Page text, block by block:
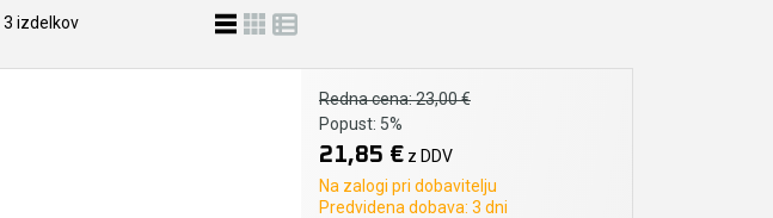
3 izdelkov
Redna cena:23,00 €
Popust: 5%
21,85 €z DDV
Na zalogi pri dobavitelju
Predvidena dobava: 3 dni